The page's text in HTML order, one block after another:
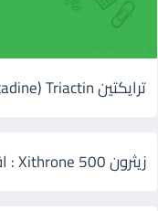
ترايكتين Cyproheptadine) Triactin) فاتح للشهية لزيادة الوزن
زيثرون 500 Xithrone : اقراص مضاد حيوى للالتهابات